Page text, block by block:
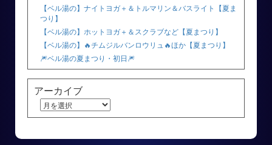
【ベル湯の】ナイトヨガ＋＆トルマリン＆バスライト【夏ま
つり】
【ベル湯の】ホットヨガ＋＆スクラブなど【夏まつり】
【ベル湯の】🔥チムジルバンロウリュ🔥ほか【夏まつり】
🎆ベル湯の夏まつり・初日🎆
アーカイブ